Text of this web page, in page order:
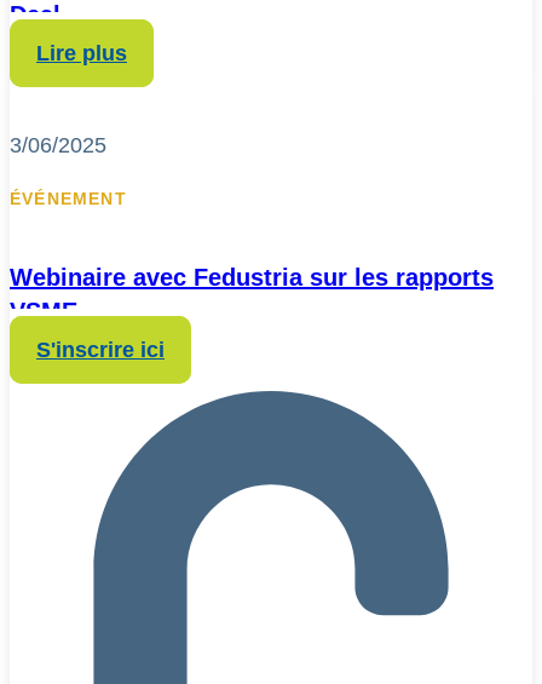
Deal
Lire plus
3/06/2025
ÉVÉNEMENT
Webinaire avec Fedustria sur les rapports
VSME
S'inscrire ici